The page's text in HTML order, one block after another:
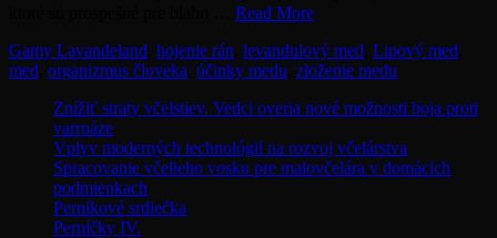
Read MoreMed
jeho
liečivé
Tags
Gamy Lavandeland hojenie rán levandulový med Lipový med
med organizmus človeka účinky medu zloženie medu
Znížiť straty včelstiev. Vedci overia nové možnosti boja proti
varroáze
Vplyv moderných technológií na rozvoj včelárstva
Spracovanie včelieho vosku pre malovčelára v domácich
podmienkach
Perníkové srdiečka
Perníčky IV.